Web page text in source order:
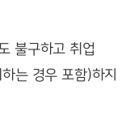
불구하고 취업
는 경우 포함)하지